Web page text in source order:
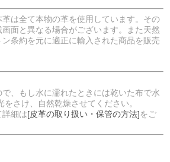
は全て本物の革を使用しています。その
面と異なる場合がございます。また天然
条約を元に適正に輸入された商品を販売
、もし水に濡れたときには乾いた布で水
さけ、自然乾燥させてください。
細は[皮革の取り扱い・保管の方法]をご